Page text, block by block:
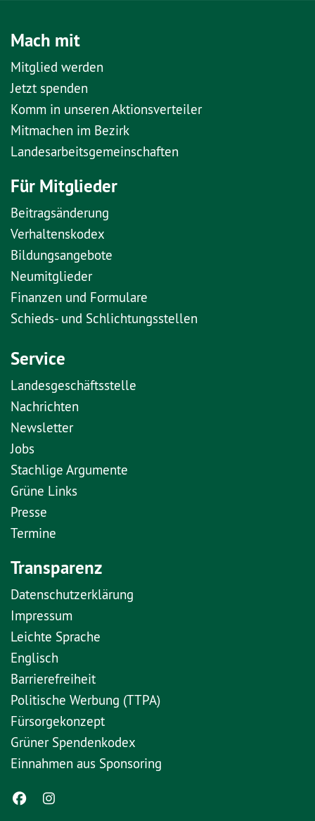
Mach mit
Mitglied werden
Jetzt spenden
Komm in unseren Aktionsverteiler
Mitmachen im Bezirk
Landesarbeitsgemeinschaften
Für Mitglieder
Beitragsänderung
Verhaltenskodex
Bildungsangebote
Neumitglieder
Finanzen und Formulare
Schieds- und Schlichtungsstellen
Service
Landesgeschäftsstelle
Nachrichten
Newsletter
Jobs
Stachlige Argumente
Grüne Links
Presse
Termine
Transparenz
Datenschutzerklärung
Impressum
Leichte Sprache
Englisch
Barrierefreiheit
Politische Werbung (TTPA)
Fürsorgekonzept
Grüner Spendenkodex
Einnahmen aus Sponsoring